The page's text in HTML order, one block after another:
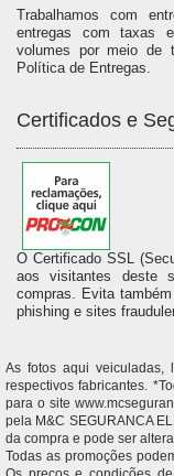
Trabalhamos com
entregas com taxas
volumes por meio de
Política de Entregas.
Certificados e
O Certificado SSL
aos visitantes deste
compras. Evita
phishing e sites
As fotos aqui veiculadas,
respectivos fabricantes.
para o site
pela M&C SEGURANCA
da compra e pode ser
Todas as promoções